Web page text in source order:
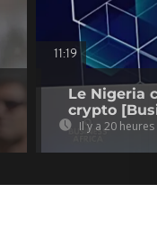
11:19
Le Nigeria
crypto
Il y a 20 heures